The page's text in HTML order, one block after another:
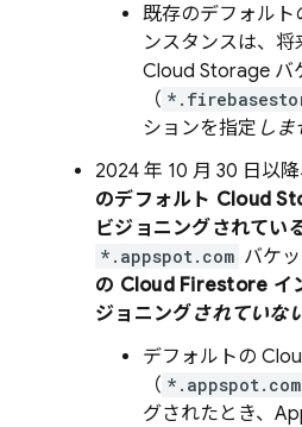
既存のデフォルト
ンスタンスは、
Cloud Storage バ
（
ションを指定 しま
2024 年 10 月 30 日以降
のデフォルト Cloud
ビジョニングされてい
*.appspot.com バケッ
の Cloud Firestore イ
ジョニングされていな
デフォルトの
（ *.appspot.com
グされたとき、